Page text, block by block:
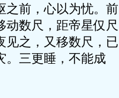
之前，心以为忧。前
动数尺，距帝星仅尺
见之，又移数尺，已
。三更睡，不能成